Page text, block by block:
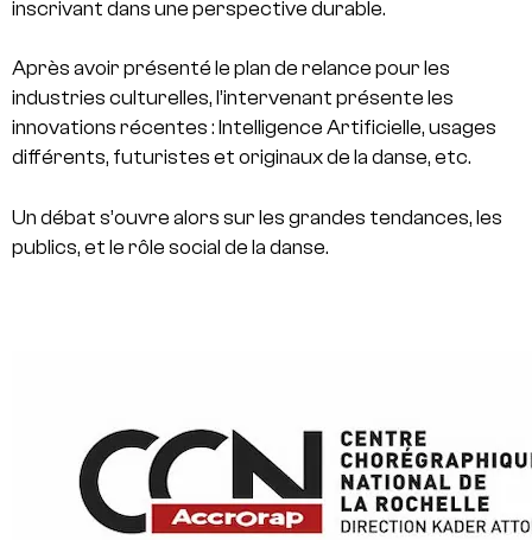
inscrivant dans une perspective durable.
Après avoir présenté le plan de relance pour les
industries culturelles, l’intervenant présente les
innovations récentes : Intelligence Artificielle, usages
différents, futuristes et originaux de la danse, etc.
Un débat s’ouvre alors sur les grandes tendances, les
publics, et le rôle social de la danse.